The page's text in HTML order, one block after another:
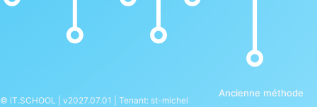
© iT.SCHOOL | v2027.07.01 | Tenant: st-michel
Ancienne méthode